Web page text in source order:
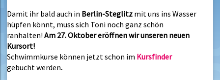
Damit ihr bald auch in Berlin-Steglitz mit uns ins Wasser
hüpfen könnt, muss sich Toni noch ganz schön
ranhalten! Am 27. Oktober eröffnen wir unseren neuen
Kursort!
Schwimmkurse können jetzt schon im Kursfinder
gebucht werden.